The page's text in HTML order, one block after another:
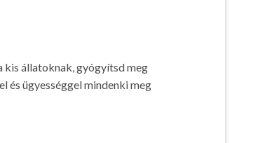
kis állatoknak, gyógyítsd meg
és ügyességgel mindenki meg